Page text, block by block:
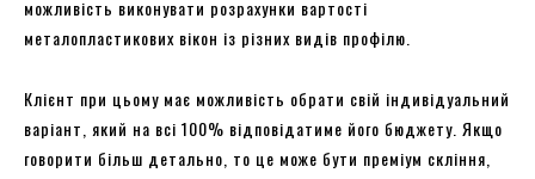
можливість виконувати розрахунки вартості
металопластикових вікон із різних видів профілю.
Клієнт при цьому має можливість обрати свій індивідуальний
варіант, який на всі 100% відповідатиме його бюджету. Якщо
говорити більш детально, то це може бути преміум скління,